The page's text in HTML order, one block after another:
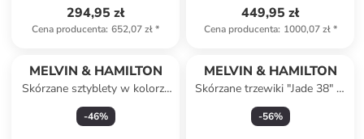
294,95 zł
Cena producenta: 652,07 zł*
449,95 zł
Cena producenta: 1000,07 zł*
MELVIN & HAMILTON
Skórzane sztyblety w kolorze
jasnobrązowym
-46%
MELVIN & HAMILTON
Skórzane trzewiki "Jade 38" w
kolorze brązowym
-56%